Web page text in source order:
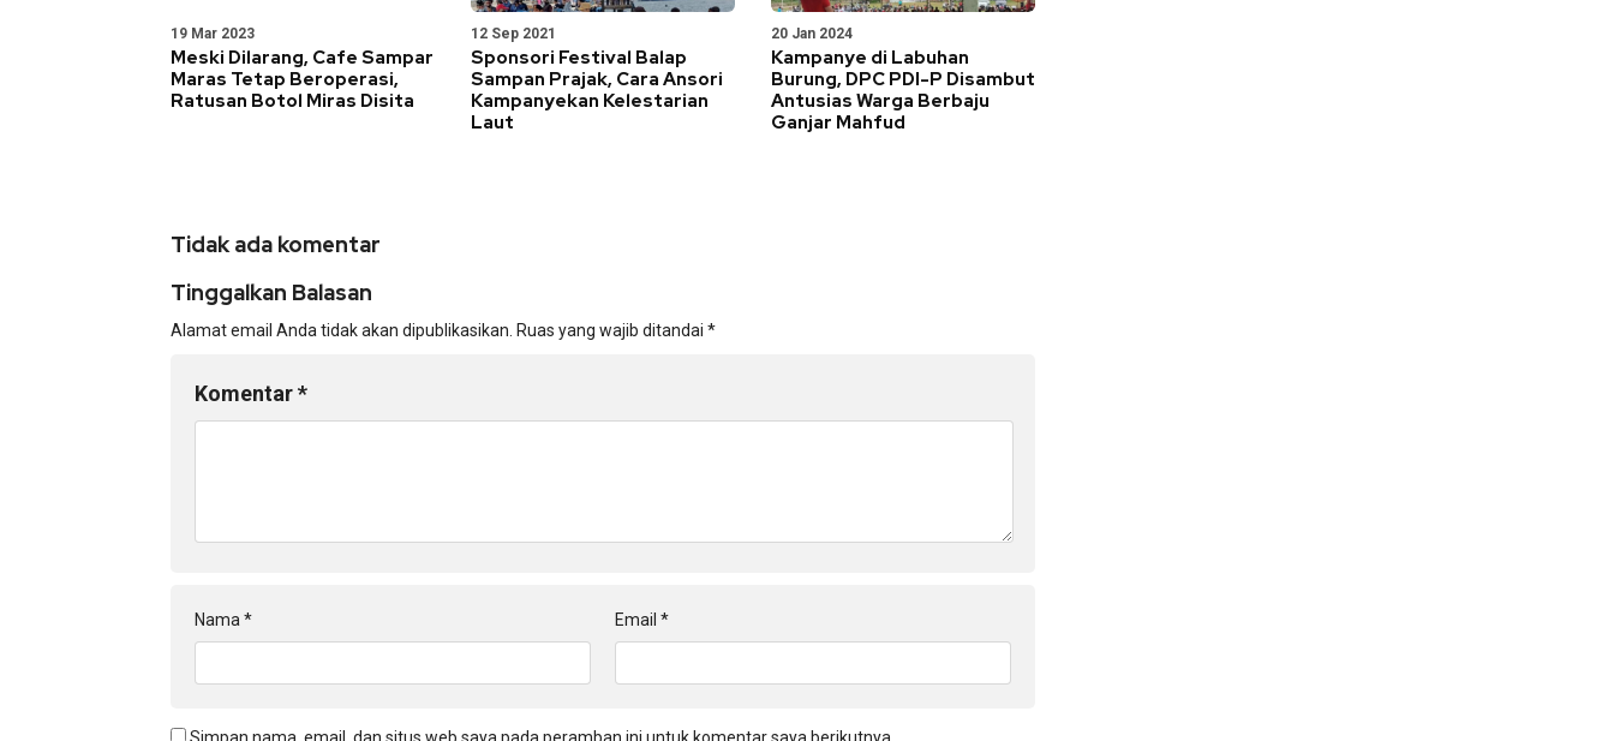
19 Mar 2023
Meski Dilarang, Cafe Sampar
Maras Tetap Beroperasi,
Ratusan Botol Miras Disita
12 Sep 2021
Sponsori Festival Balap
Sampan Prajak, Cara Ansori
Kampanyekan Kelestarian
Laut
20 Jan 2024
Kampanye di Labuhan
Burung, DPC PDI-P Disambut
Antusias Warga Berbaju
Ganjar Mahfud
Tidak ada komentar
Tinggalkan Balasan
Alamat email Anda tidak akan dipublikasikan. Ruas yang wajib ditandai *
Komentar*
Nama * Email *